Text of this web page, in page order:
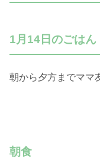
1月14日のごはん
朝から夕方までママ
朝食